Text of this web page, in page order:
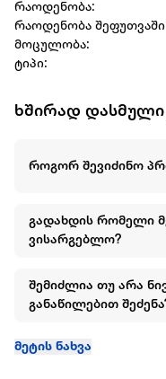
რაოდენობა:
რაოდენობა
მოცულობა:
ტიპი:
ხშირად დასმული
როგორ შევიძინო
გადახდის რომელი
ვისარგებლო?
შემიძლია თუ არა
განაწილებით
მეტის ნახვა